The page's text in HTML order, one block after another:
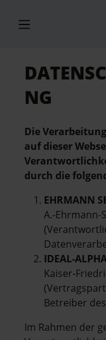
NG
Die
auf dieser
durch die
EHRMANN
A.-Ehrmann-
IDEAL-
Kaiser-
Betreiber
Im Rahmen der